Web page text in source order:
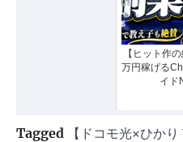
【ヒット作
万円稼げる
イド
Tagged
【ドコモ光×ひか